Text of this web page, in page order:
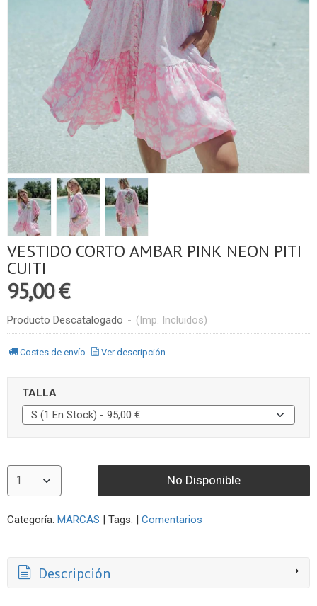
VESTIDO CORTO AMBAR PINK NEON PITI
CUITI
95,00 €
Producto Descatalogado - (Imp. Incluidos)
Costes de envío Ver descripción
TALLA
No Disponible
Categoría: MARCAS | Tags: | Comentarios
Descripción